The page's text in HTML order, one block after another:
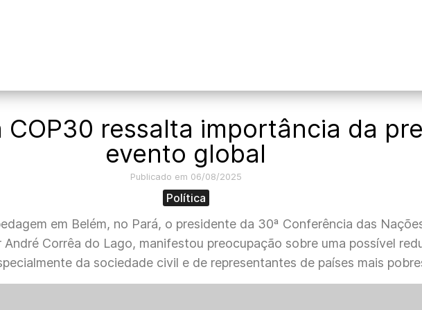
COP30 ressalta importância da
evento global
Publicado em 06/08/2025
Política
em Belém, no Pará, o presidente da 30ª Conferência das
Corrêa do Lago, manifestou preocupação sobre uma possível
da sociedade civil e de representantes de países mais